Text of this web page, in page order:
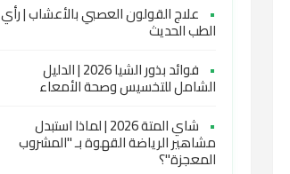
• علاج القولون العصبي بالأعشاب | رأي
الطب الحديث
•
فوائد بذور الشيا 2026 | الدليل
الشامل للتخسيس وصحة الأمعاء
•
شاي المتة 2026 | لماذا استبدل
مشاهير الرياضة القهوة بـ "المشروب
المعجزة"؟